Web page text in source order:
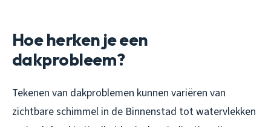
Hoe herken je een
dakprobleem?
Tekenen van dakproblemen kunnen variëren van
zichtbare schimmel in de Binnenstad tot watervlekken